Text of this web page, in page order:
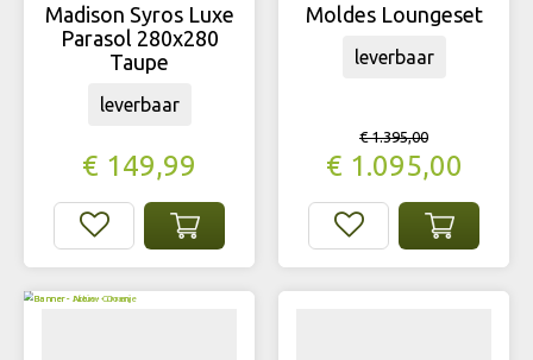
Madison Syros Luxe
Parasol 280x280
Taupe
€ 149,99
leverbaar
Moldes Loungeset
€ 1.395,00
€ 1.095,00
leverbaar